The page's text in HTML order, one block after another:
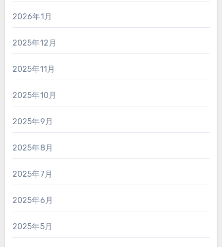
2026年1月
2025年12月
2025年11月
2025年10月
2025年9月
2025年8月
2025年7月
2025年6月
2025年5月